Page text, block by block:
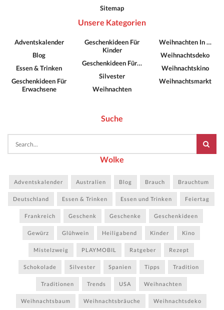
Sitemap
Unsere Kategorien
Adventskalender
Blog
Essen & Trinken
Geschenkideen Für
Erwachsene
Geschenkideen Für
Kinder
Geschenkideen Für…
Silvester
Weihnachten
Weihnachten In …
Weihnachtsdeko
Weihnachtskino
Weihnachtsmarkt
Suche
Wolke
Adventskalender Australien Blog Brauch Brauchtum
Deutschland Essen & Trinken Essen und Trinken Feiertag
Frankreich Geschenk Geschenke Geschenkideen
Gewürz Glühwein Heiligabend Kinder Kino
Mistelzweig PLAYMOBIL Ratgeber Rezept
Schokolade Silvester Spanien Tipps Tradition
Traditionen Trends USA Weihnachten
Weihnachtsbaum Weihnachtsbräuche Weihnachtsdeko